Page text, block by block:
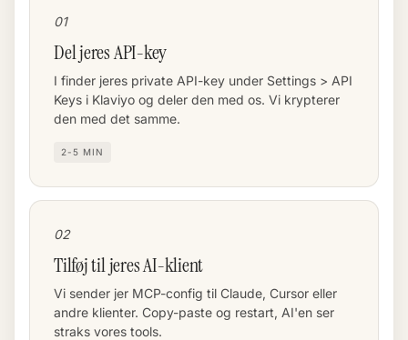
01
Del jeres API-key
I finder jeres private API-key under Settings > API
Keys i Klaviyo og deler den med os. Vi krypterer
den med det samme.
2-5 MIN
02
Tilføj til jeres AI-klient
Vi sender jer MCP-config til Claude, Cursor eller
andre klienter. Copy-paste og restart, AI'en ser
straks vores tools.